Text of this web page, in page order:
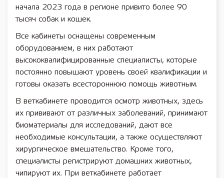
начала 2023 года в регионе привито более 90
тысяч собак и кошек.
Все кабинеты оснащены современным
оборудованием, в них работают
высококвалифицированные специалисты, которые
постоянно повышают уровень своей квалификации и
готовы оказать всестороннюю помощь животным.
В веткабинете проводится осмотр животных, здесь
их прививают от различных заболеваний, принимают
биоматериалы для исследований, дают все
необходимые консультации, а также осуществляют
хирургическое вмешательство. Кроме того,
специалисты регистрируют домашних животных,
чипируют их. При веткабинете работает